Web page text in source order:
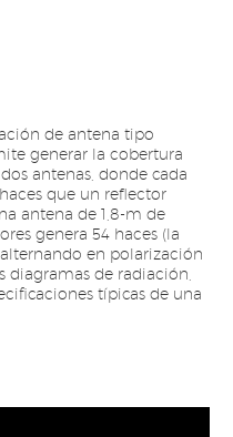
de antena tipo
generar la cobertura
antenas, donde cada
que un reflector
antena de 1,8-m de
genera 54 haces (la
en polarización
diagramas de radiación,
típicas de una